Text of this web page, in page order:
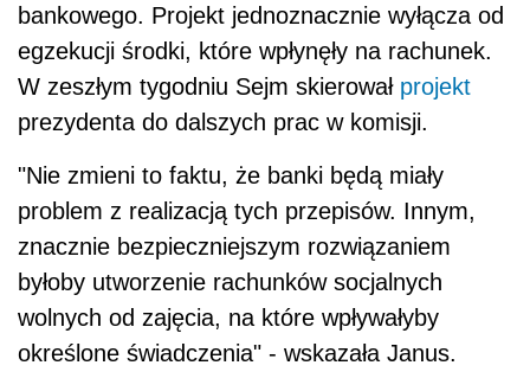
bankowego. Projekt jednoznacznie wyłącza od
egzekucji środki, które wpłynęły na rachunek.
W zeszłym tygodniu Sejm skierował projekt
prezydenta do dalszych prac w komisji.
"Nie zmieni to faktu, że banki będą miały
problem z realizacją tych przepisów. Innym,
znacznie bezpieczniejszym rozwiązaniem
byłoby utworzenie rachunków socjalnych
wolnych od zajęcia, na które wpływałyby
określone świadczenia" - wskazała Janus.